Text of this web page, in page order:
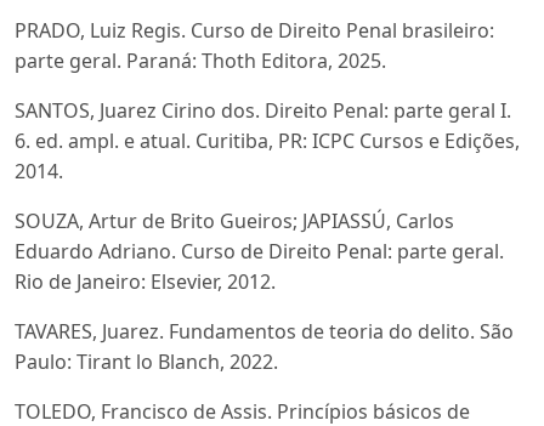
PRADO, Luiz Regis. Curso de Direito Penal brasileiro:
parte geral. Paraná: Thoth Editora, 2025.
SANTOS, Juarez Cirino dos. Direito Penal: parte geral I.
6. ed. ampl. e atual. Curitiba, PR: ICPC Cursos e Edições,
2014.
SOUZA, Artur de Brito Gueiros; JAPIASSÚ, Carlos
Eduardo Adriano. Curso de Direito Penal: parte geral.
Rio de Janeiro: Elsevier, 2012.
TAVARES, Juarez. Fundamentos de teoria do delito. São
Paulo: Tirant lo Blanch, 2022.
TOLEDO, Francisco de Assis. Princípios básicos de